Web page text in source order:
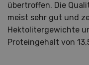
übertroffen. Die
meist sehr gut und
Hektolitergewichte
Proteingehalt von